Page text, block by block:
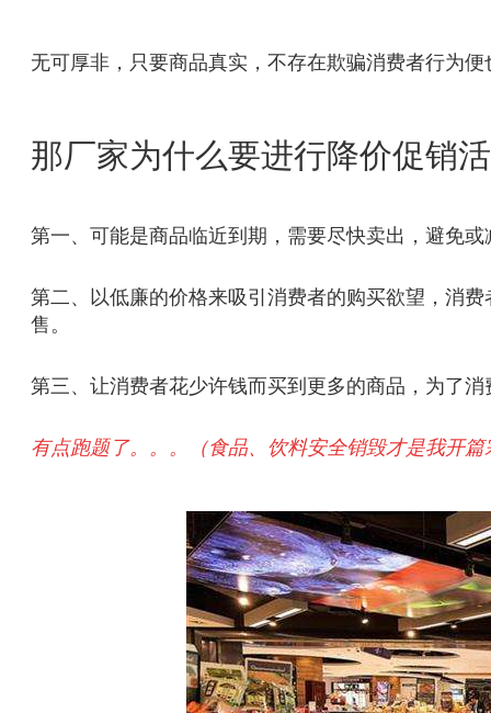
无可厚非，只要商品真实，不存在欺骗消费者行为
那厂家为什么要进行降价促销
第一、可能是商品临近到期，需要尽快卖出，避免
第二、以低廉的价格来吸引消费者的购买欲望，消
售。
第三、让消费者花少许钱而买到更多的商品，为了
有点跑题了。。。（食品、饮料安全销毁才是我开篇